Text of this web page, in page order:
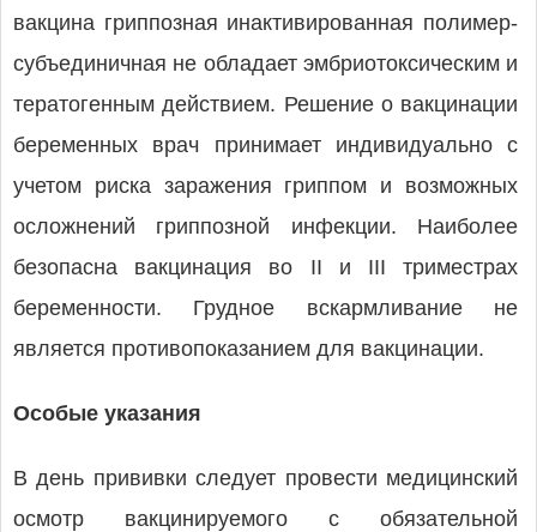
вакцина гриппозная инактивированная полимер-
субъединичная не обладает эмбриотоксическим и
тератогенным действием. Решение о вакцинации
беременных врач принимает индивидуально с
учетом риска заражения гриппом и возможных
осложнений гриппозной инфекции. Наиболее
безопасна вакцинация во II и III триместрах
беременности. Грудное вскармливание не
является противопоказанием для вакцинации.
Особые указания
В день прививки следует провести медицинский
осмотр вакцинируемого с обязательной